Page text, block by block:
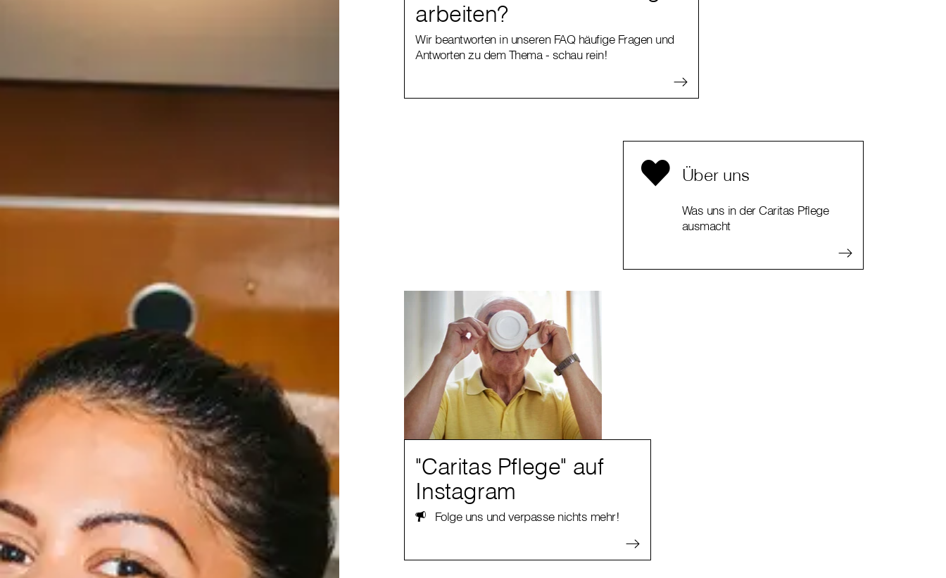
arbeiten?
Wir beantworten in unseren FAQ häufige Fragen und
Antworten zu dem Thema - schau rein!
Über uns
Was uns in der Caritas Pflege
ausmacht
"Caritas Pflege" auf
Instagram
Folge uns und verpasse nichts mehr!